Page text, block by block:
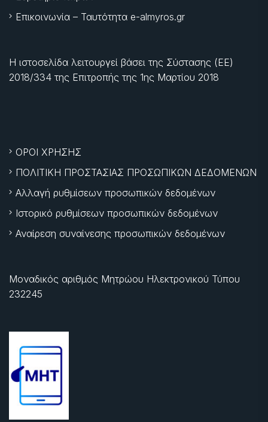
Επικοινωνία – Ταυτότητα e-almyros.gr
Η ιστοσελίδα λειτουργεί βάσει της Σύστασης (ΕΕ)
2018/334 της Επιτροπής της 1ης Μαρτίου 2018
ΟΡΟΙ ΧΡΗΣΗΣ
ΠΟΛΙΤΙΚΗ ΠΡΟΣΤΑΣΙΑΣ ΠΡΟΣΩΠΙΚΩΝ ΔΕΔΟΜΕΝΩΝ
Αλλαγή ρυθμίσεων προσωπικών δεδομένων
Ιστορικό ρυθμίσεων προσωπικών δεδομένων
Αναίρεση συναίνεσης προσωπικών δεδομένων
Μοναδικός αριθμός Μητρώου Ηλεκτρονικού Τύπου
232245